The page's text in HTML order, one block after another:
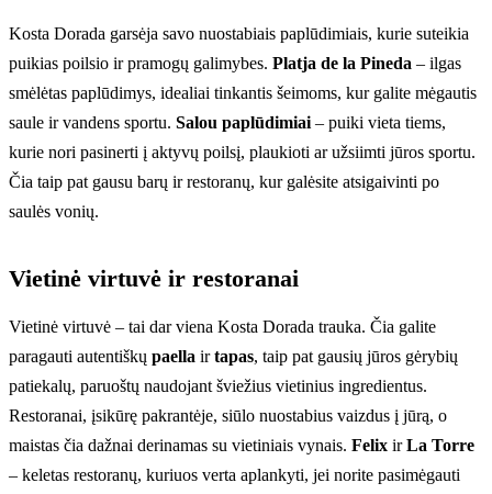
Kosta Dorada garsėja savo nuostabiais paplūdimiais, kurie suteikia
puikias poilsio ir pramogų galimybes. Platja de la Pineda – ilgas
smėlėtas paplūdimys, idealiai tinkantis šeimoms, kur galite mėgautis
saule ir vandens sportu. Salou paplūdimiai – puiki vieta tiems,
kurie nori pasinerti į aktyvų poilsį, plaukioti ar užsiimti jūros sportu.
Čia taip pat gausu barų ir restoranų, kur galėsite atsigaivinti po
saulės vonių.
Vietinė virtuvė ir restoranai
Vietinė virtuvė – tai dar viena Kosta Dorada trauka. Čia galite
paragauti autentiškų paella irtapas, taip pat gausių jūros gėrybių
patiekalų, paruoštų naudojant šviežius vietinius ingredientus.
Restoranai, įsikūrę pakrantėje, siūlo nuostabius vaizdus į jūrą, o
maistas čia dažnai derinamas su vietiniais vynais. Felix irLa Torre
– keletas restoranų, kuriuos verta aplankyti, jei norite pasimėgauti